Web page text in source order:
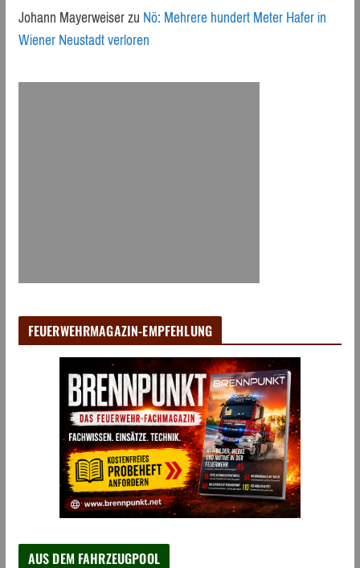
Johann MayerweiserzuNö: Mehrere hundert Meter Hafer in
Wiener Neustadt verloren
FEUERWEHRMAGAZIN-EMPFEHLUNG
AUS DEM FAHRZEUGPOOL